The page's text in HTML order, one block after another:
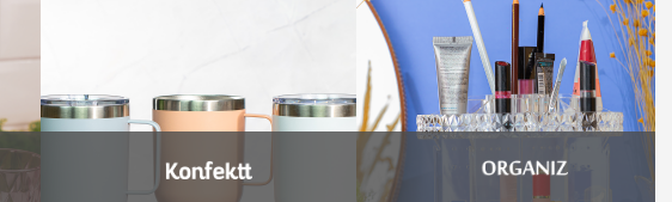
Acessórios
inteligentes